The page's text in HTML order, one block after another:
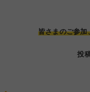
皆さまのご参加
投